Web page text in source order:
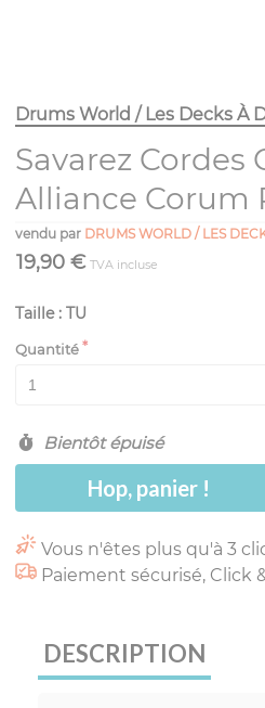
Drums World / Les Decks À
Savarez Cordes
Alliance Corum
vendu par DRUMS WORLD / LES
19,90 € TVA incluse
Taille : TU
Quantité
Bientôt épuisé
Hop, panier !
Vous n'êtes plus qu'à 3
Paiement sécurisé, Click
DESCRIPTION